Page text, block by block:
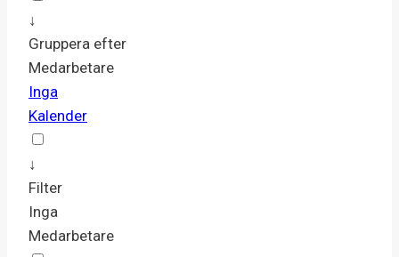
↓
Gruppera efter
Medarbetare
Inga
Kalender
↓
Filter
Inga
Medarbetare